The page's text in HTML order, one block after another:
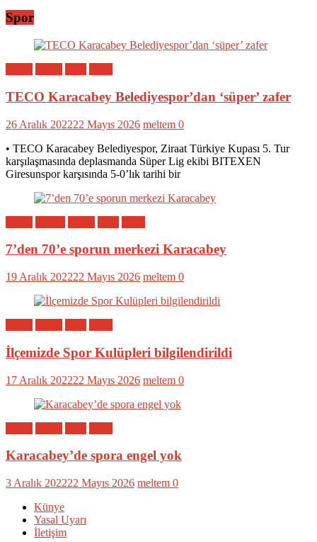
Spor
TECO Karacabey Belediyespor’dan ‘süper’ zafer
26 Aralık 202222 Mayıs 2026 meltem 0
• TECO Karacabey Belediyespor, Ziraat Türkiye Kupası 5. Tur
karşılaşmasında deplasmanda Süper Lig ekibi BITEXEN
Giresunspor karşısında 5-0’lık tarihi bir
7’den 70’e sporun merkezi Karacabey
19 Aralık 202222 Mayıs 2026 meltem 0
İlçemizde Spor Kulüpleri bilgilendirildi
17 Aralık 202222 Mayıs 2026 meltem 0
Karacabey’de spora engel yok
3 Aralık 202222 Mayıs 2026 meltem 0
Künye
Yasal Uyarı
İletişim